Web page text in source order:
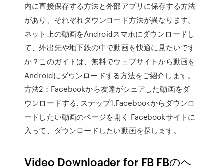
内に直接保存する方法と外部アプリに保存する方法
があり、それぞれダウンロード方法が異なります。
ネット上の動画をAndroidスマホにダウンロードし
て、外出先や地下鉄の中で動画を快適に見たいです
か？このガイドは、無料でウェブサイトから動画を
Androidにダウンロードする方法をご紹介します。
方法2：Facebookから友達がシェアした動画をダ
ウンロードする. ステップ1.Facebookからダウンロ
ードしたい動画のページを開く Facebookサイトに
入って、ダウンロードしたい動画を探します。
Video Downloader for FB FBのヘ